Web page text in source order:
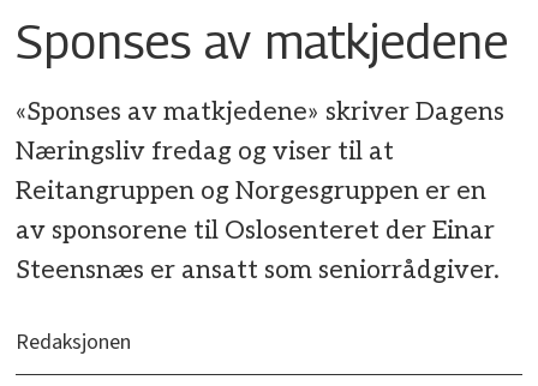
Sponses av matkjedene
«Sponses av matkjedene» skriver Dagens
Næringsliv fredag og viser til at
Reitangruppen og Norgesgruppen er en
av sponsorene til Oslosenteret der Einar
Steensnæs er ansatt som seniorrådgiver.
Redaksjonen